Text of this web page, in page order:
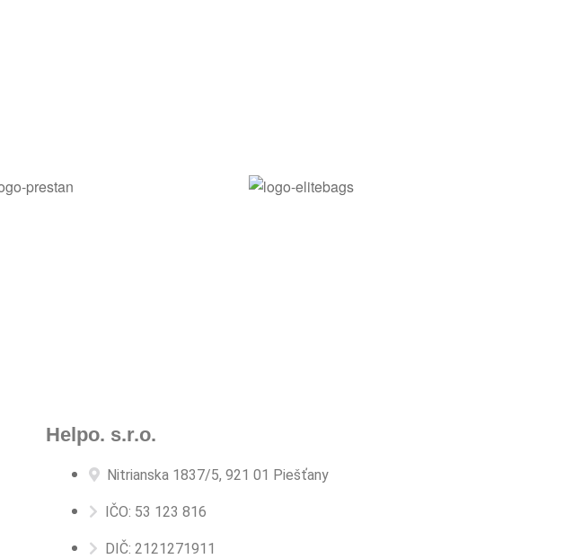
Helpo. s.r.o.
Nitrianska 1837/5, 921 01 Piešťany
IČO: 53 123 816
DIČ: 2121271911